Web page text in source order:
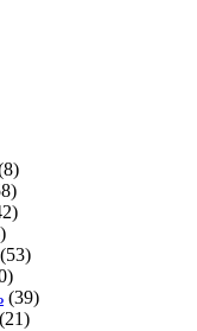
(53)
(39)
(21)